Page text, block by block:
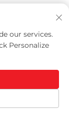
our services.
Personalize